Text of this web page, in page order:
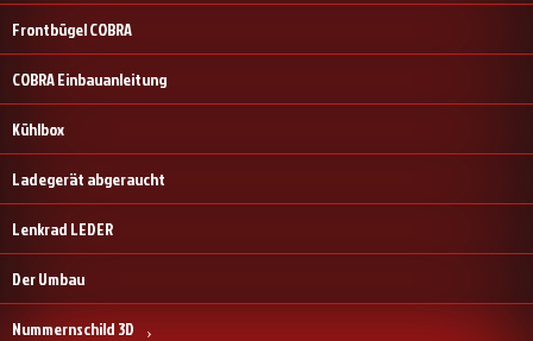
Frontbügel COBRA
COBRA Einbauanleitung
Kühlbox
Ladegerät abgeraucht
Lenkrad LEDER
Der Umbau
Nummernschild 3D